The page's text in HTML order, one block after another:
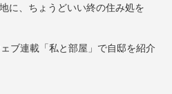
に、ちょうどいい終の住み処を
ブ連載「私と部屋」で自邸を紹介